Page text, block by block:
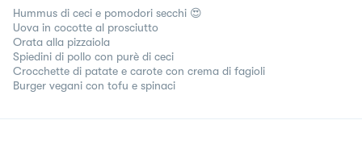
Hummus di ceci e pomodori secchi 😍
Uova in cocotte al prosciutto
Orata alla pizzaiola
Spiedini di pollo con purè di ceci
Crocchette di patate e carote con crema di fagioli
Burger vegani con tofu e spinaci